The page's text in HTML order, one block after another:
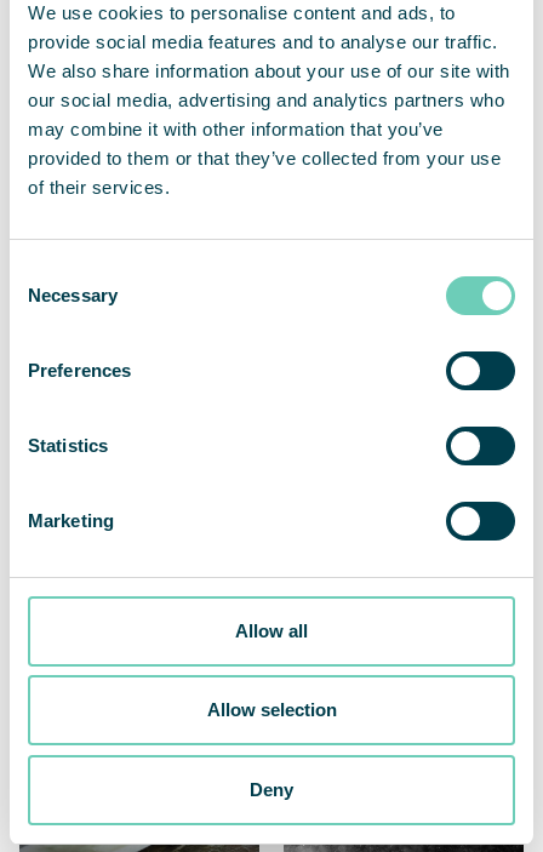
We use cookies to personalise content and ads, to
provide social media features and to analyse our traffic.
We also share information about your use of our site with
our social media, advertising and analytics partners who
may combine it with other information that you’ve
provided to them or that they’ve collected from your use
of their services.
Selection
Necessary
Preferences
Statistics
Marketing
Allow all
Allow selection
Deny
Luftreiniger
Schimmel
Industrielle
Luftreiniger gegen
Fasern
Bakterien
Luftreiniger Pollen